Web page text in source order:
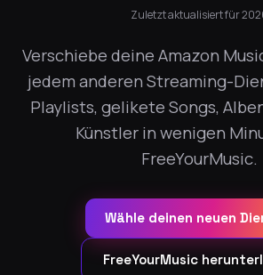
Zuletzt aktualisiert für
Verschiebe deine Amazon
jedem anderen Streaming-
Playlists, gelikete Songs,
Künstler in wenigen
FreeYourMusic.
Wähle deinen neuen
FreeYourMusic